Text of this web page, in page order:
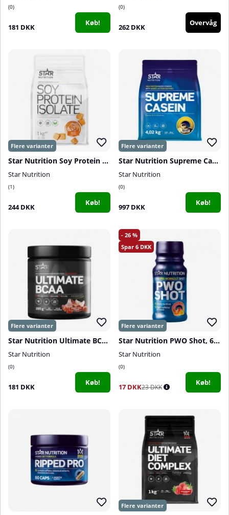
0
181 DKK Køb!
0
262 DKK Overvåg
Star Nutrition Soy Protein Isolate, 1 kg
Star Nutrition
1
244 DKK Køb!
Star Nutrition Supreme Casein, 4020 g
Star Nutrition
0
997 DKK Køb!
Star Nutrition Ultimate BCAA, 285 g
Star Nutrition
0
181 DKK Køb!
26
6
Star Nutrition PWO Shot, 60 ml
Star Nutrition
0
17 DKK23 DKK
Køb!